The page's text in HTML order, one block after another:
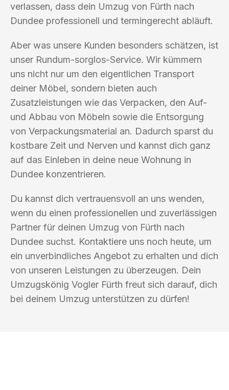
verlassen, dass dein Umzug von Fürth nach
Dundee professionell und termingerecht abläuft.
Aber was unsere Kunden besonders schätzen, ist
unser Rundum-sorglos-Service. Wir kümmern
uns nicht nur um den eigentlichen Transport
deiner Möbel, sondern bieten auch
Zusatzleistungen wie das Verpacken, den Auf-
und Abbau von Möbeln sowie die Entsorgung
von Verpackungsmaterial an. Dadurch sparst du
kostbare Zeit und Nerven und kannst dich ganz
auf das Einleben in deine neue Wohnung in
Dundee konzentrieren.
Du kannst dich vertrauensvoll an uns wenden,
wenn du einen professionellen und zuverlässigen
Partner für deinen Umzug von Fürth nach
Dundee suchst. Kontaktiere uns noch heute, um
ein unverbindliches Angebot zu erhalten und dich
von unseren Leistungen zu überzeugen. Dein
Umzugskönig Vogler Fürth freut sich darauf, dich
bei deinem Umzug unterstützen zu dürfen!